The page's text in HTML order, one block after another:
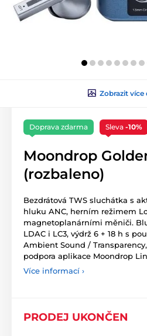
Zobrazit více
Doprava zdarma Sleva -10%
Moondrop
(rozbaleno)
Bezdrátová TWS sluchátka s
hluku ANC, herním režimem
magnetoplanárními měniči.
LDAC i LC3, výdrž 6 + 18 h s
Ambient Sound /
podpora aplikace Moondrop
Více informací ›
PRODEJ UKONČEN